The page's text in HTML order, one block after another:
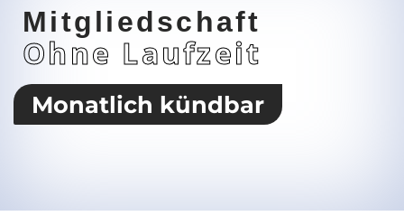
Mitgliedschaft
Ohne Laufzeit
Monatlich kündbar